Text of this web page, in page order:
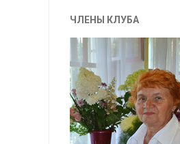
ЧЛЕНЫ КЛУБА